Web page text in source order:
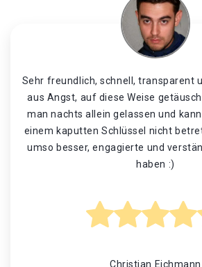
Sehr freundlich, schnell, transparent
aus Angst, auf diese Weise
man nachts allein gelassen und
einem kaputten Schlüssel nicht
umso besser, engagierte und
haben :)
Christian Eichmann